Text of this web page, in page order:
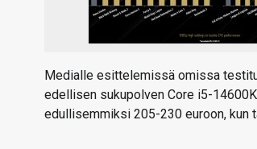
Medialle esittelemissä omissa
edellisen sukupolven Core i5-
edullisemmiksi 205-230 euroon, kun